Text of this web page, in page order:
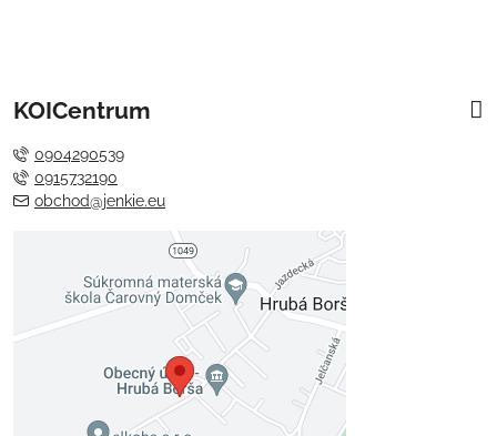
KOICentrum
0904290539
0915732190
obchod@jenkie.eu
Externý obsah je blokovaný
Voľbami súkromia
Prajete si načítať externý obsah?
Povoliť tentokrát